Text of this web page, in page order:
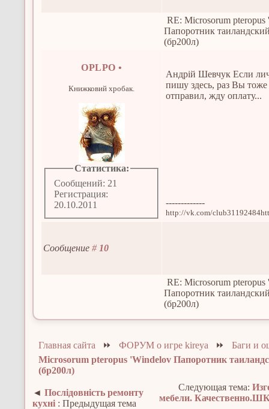
RE: Microsorum pteropus
Папоротник
(бр200л)
OPLPO •
Книжковий хробак.
Статистика:
Сообщений: 21
Регистрация:
20.10.2011
Андрій Шевчук Если
пишу здесь, раз Вы
отправил, жду оплату...
-------------
http://vk.com/
Сообщение# 10
RE: Microsorum pteropus
Папоротник
(бр200л)
Главная сайта ⏩ФОРУМ о игре kireya ⏩Баги и
Microsorum pteropus 'Windelov Папоротник
(бр200л)
◄Послідовність ремонту
кухні : Предыдущая тема
Следующая тема:
мебели.